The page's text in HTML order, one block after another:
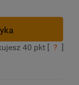
40 pkt [ ? ]